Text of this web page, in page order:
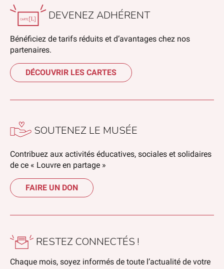
DEVENEZ ADHÉRENT
Bénéficiez de tarifs réduits et d’avantages chez nos
partenaires.
DÉCOUVRIR LES CARTES
SOUTENEZ LE MUSÉE
Contribuez aux activités éducatives, sociales et solidaires
de ce « Louvre en partage »
FAIRE UN DON
RESTEZ CONNECTÉS !
Chaque mois, soyez informés de toute l’actualité de votre